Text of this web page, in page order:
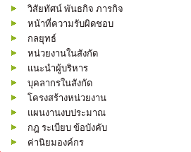
วิสัยทัศน์ พันธกิจ ภารกิจ
หน้าที่ความรับผิดชอบ
กลยุทธ์
หน่วยงานในสังกัด
แนะนำผู้บริหาร
บุคลากรในสังกัด
โครงสร้างหน่วยงาน
แผนงานงบประมาณ
กฎ ระเบียบ ข้อบังคับ
ค่านิยมองค์กร